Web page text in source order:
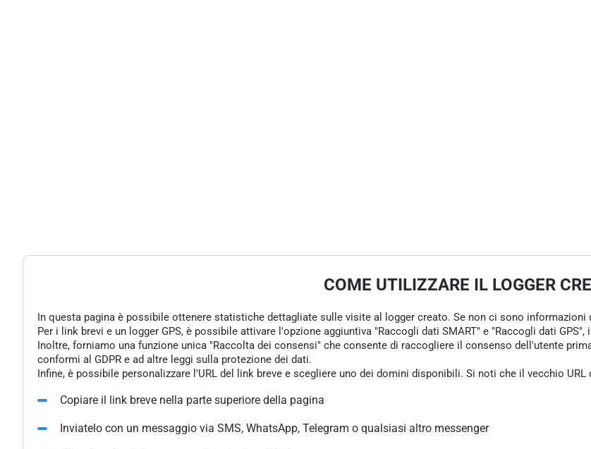
COME UTILIZZARE IL LOGGER
In questa pagina è possibile ottenere statistiche dettagliate sulle visite al logger creato. Se non ci sono
Per i link brevi e un logger GPS, è possibile attivare l'opzione aggiuntiva "Raccogli dati SMART" e "Raccogli dati
Inoltre, forniamo una funzione unica "Raccolta dei consensi" che consente di raccogliere il consenso dell'utente
conformi al GDPR e ad altre leggi sulla protezione dei dati.
Infine, è possibile personalizzare l'URL del link breve e scegliere uno dei domini disponibili. Si noti che il vecchio URL
Copiare il link breve nella parte superiore della pagina
Inviatelo con un messaggio via SMS, WhatsApp, Telegram o qualsiasi altro messenger